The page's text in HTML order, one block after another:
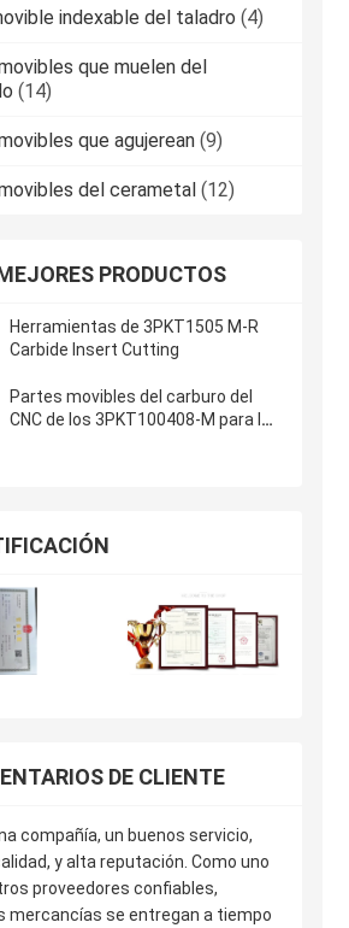
indexable del taladro (4)
que muelen del
(14)
que agujerean (9)
del cerametal (12)
PRODUCTOS
Herramientas de 3PKT1505 M-R
Carbide Insert Cutting
Partes movibles del carburo del
CNC de los 3PKT100408-M para las
DE CLIENTE
compañía, un buenos servicio,
y alta reputación. Como uno
proveedores confiables,
mercancías se entregan a tiempo